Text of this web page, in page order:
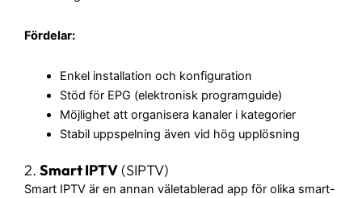
Fördelar:
Enkel installation och konfiguration
Stöd för EPG (elektronisk programguide)
Möjlighet att organisera kanaler i kategorier
Stabil uppspelning även vid hög upplösning
2. Smart IPTV (SIPTV)
Smart IPTV är en annan väletablerad app för olika smart-